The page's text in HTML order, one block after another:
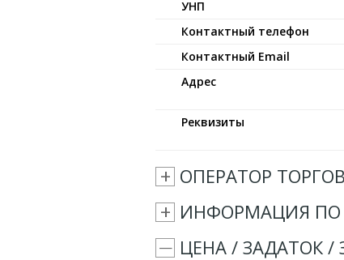
УНП
Контактный телефон
Контактный Email
Адрес
Реквизиты
ОПЕРАТОР ТОРГОВ
ИНФОРМАЦИЯ ПО
ЦЕНА / ЗАДАТОК